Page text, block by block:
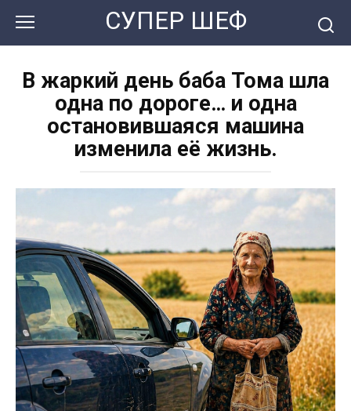
контенту
СУПЕР ШЕФ
В жаркий день баба Тома шла
одна по дороге… и одна
остановившаяся машина
изменила её жизнь.